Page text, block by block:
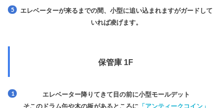
エレベーターが来るまでの間、小型に追い込まれますがガードして
いれば凌げます。
保管庫 1F
エレベーター降りてきて目の前に小型モールデット
そこのドラム缶や木の板があるところに 「アンティークコイン」